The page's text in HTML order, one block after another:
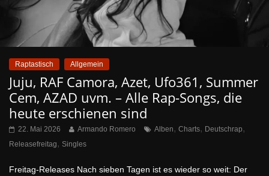
Raptastisch Allgemein
Juju, RAF Camora, Azet, Ufo361, Summer
Cem, AZAD uvm. – Alle Rap-Songs, die
heute erschienen sind
22. Mai 2026 Armando Romero Alben, Charts, Deutschrap,
Releasefreitag, Singles
Freitag-Releases Nach sieben Tagen ist es wieder so weit: Der